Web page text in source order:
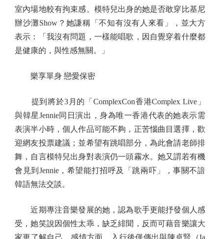
室內場地較有拘束感。模特兒出身的她是否敢穿比基尼
辦沙灘Show？她謙稱「不知有沒有人來看」，並大方
表示：「我沒有問題，一樣能唱歌，因自覺穿着什麼都
是健康的，與性感無關。」
樂享單身 戀愛保密
提到將於3月的「ComplexCon香港Complex Live」
與韓星Jennie同日演出，身為唯一香港代表的她表示需
表演半小時，個人作品可能不夠，正苦惱曲目選擇，歡
迎網友投票建議；並希望有跳唱部分，為此會請老師排
舞，自言模特兒出身對表演仍一頭霧水。她又謂若有機
會見到Jennie，希望能打招呼及「跳兩吓」，事關不諳
韓語無法交談。
近期專注音樂發展的她，認為歌手更能抒發個人感
受，她笑說因個性太乖，缺乏緋聞，反而可藉音樂讓大
家更了解自己。感情方面，入行後僅傳出與陳卓賢（Ia